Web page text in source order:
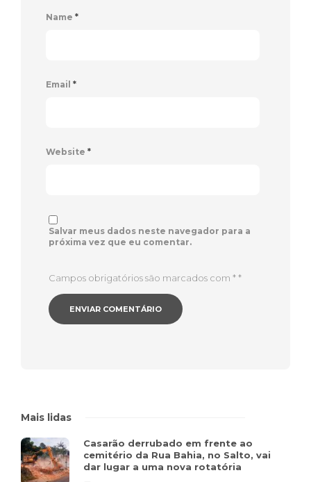
Name *
Email *
Website *
Salvar meus dados neste navegador para a
próxima vez que eu comentar.
Campos obrigatórios são marcados com **
Mais lidas
Casarão derrubado em frente ao
cemitério da Rua Bahia, no Salto, vai
dar lugar a uma nova rotatória